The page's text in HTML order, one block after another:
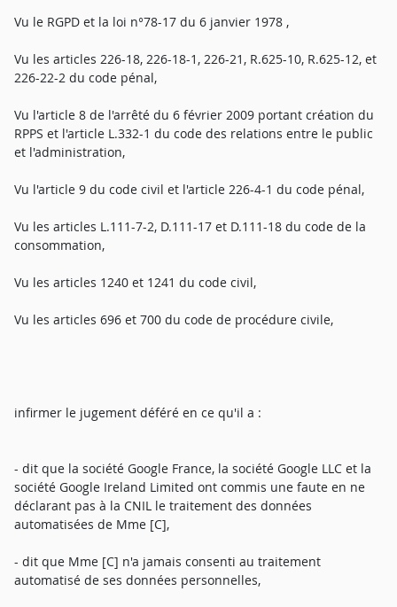
Vu le RGPD et la loi n°78-17 du 6 janvier 1978 ,
Vu les articles 226-18, 226-18-1, 226-21, R.625-10, R.625-12, et
226-22-2 du code pénal,
Vu l'article 8 de l'arrêté du 6 février 2009 portant création du
RPPS et l'article L.332-1 du code des relations entre le public
et l'administration,
Vu l'article 9 du code civil et l'article 226-4-1 du code pénal,
Vu les articles L.111-7-2, D.111-17 et D.111-18 du code de la
consommation,
Vu les articles 1240 et 1241 du code civil,
Vu les articles 696 et 700 du code de procédure civile,
infirmer le jugement déféré en ce qu'il a :
- dit que la société Google France, la société Google LLC et la
société Google Ireland Limited ont commis une faute en ne
déclarant pas à la CNIL le traitement des données
automatisées de Mme [C],
- dit que Mme [C] n'a jamais consenti au traitement
automatisé de ses données personnelles,